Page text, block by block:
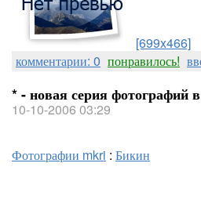
[699x466]
комментарии: 0 понравилось!
* - новая серия фотографий
10-10-2006 03:29
Фотографии mkri : Бикин